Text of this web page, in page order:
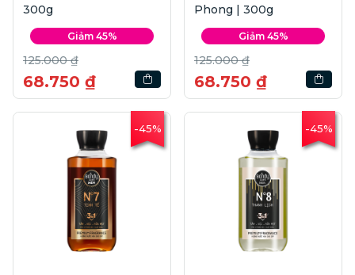
300g
Giảm 45%
125.000 ₫
68.750 ₫
Phong | 300g
Giảm 45%
125.000 ₫
68.750 ₫
-45% -45%